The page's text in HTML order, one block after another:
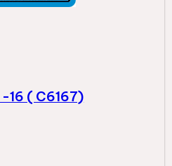
16 ( C6167)